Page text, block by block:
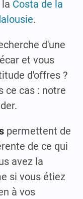
Costa de la
.
d'une
et vous
d'offres ?
ce cas : notre
permettent de
de ce qui
avez la
si vous étiez
à vos